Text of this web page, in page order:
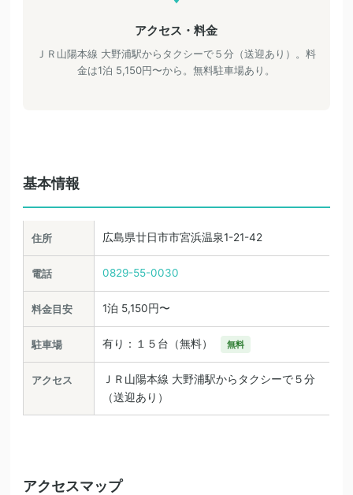
アクセス・料金
ＪＲ山陽本線 大野浦駅からタクシーで５分（送迎あり）。料
金は1泊 5,150円〜から。無料駐車場あり。
基本情報
住所 広島県廿日市市宮浜温泉1-21-42
電話 0829-55-0030
料金目安 1泊 5,150円〜
駐車場 有り：１５台（無料） 無料
アクセス
ＪＲ山陽本線 大野浦駅からタクシーで５分
（送迎あり）
アクセスマップ